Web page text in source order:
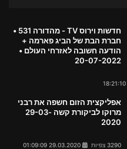
חדשות וירוס TV - מהדורה 531 •
חברת הבת של הביג פארמה +
הודעה חשובה לאזרחי העולם •
20-07-2022
אפליקצית הזום חשפה את רבני
מרוקו לביקורת קשה 29-03-
2020
3290 צפיות